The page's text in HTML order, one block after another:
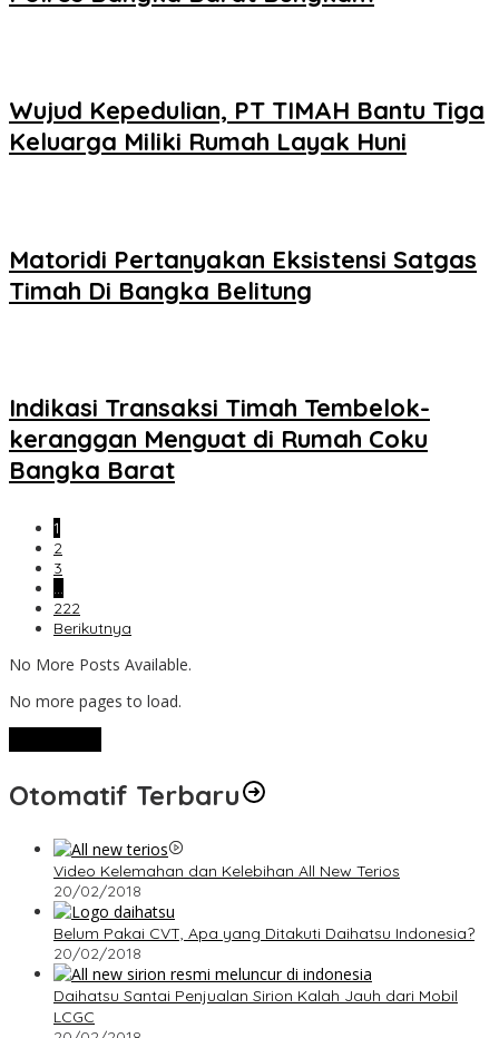
Wujud Kepedulian, PT TIMAH Bantu Tiga
Keluarga Miliki Rumah Layak Huni
Matoridi Pertanyakan Eksistensi Satgas
Timah Di Bangka Belitung
Indikasi Transaksi Timah Tembelok-
keranggan Menguat di Rumah Coku
Bangka Barat
1
2
3
…
222
Berikutnya
No More Posts Available.
No more pages to load.
Otomatif Terbaru
Video Kelemahan dan Kelebihan All New Terios
20/02/2018
Belum Pakai CVT, Apa yang Ditakuti Daihatsu Indonesia?
20/02/2018
Daihatsu Santai Penjualan Sirion Kalah Jauh dari Mobil
LCGC